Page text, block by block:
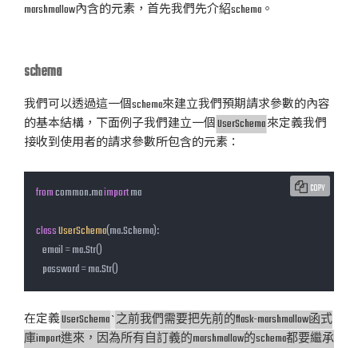
marshmallow內含的元素，首先我們先介紹schema。
schema
我們可以透過這一個schema來建立我們預期請求參數的內容
的基本結構，下面例子我們建立一個UserSchema來定義我們
接收到使用者的請求參數所包含的元素：
from common.ma import ma
classUserSchema(ma.Schema):
    email = ma.Str()
    password = ma.Str()
COPY
在定義UserSchema`之前我們需要把先前的flask-marshmallow函式
庫import進來，因為所有自訂義的marshmallow的schema都要繼承